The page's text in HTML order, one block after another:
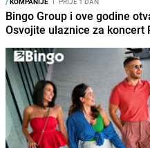
Bingo Group i ove godine
Osvojite ulaznice za koncert